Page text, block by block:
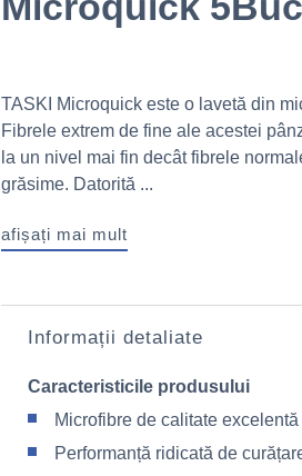
TASKI Microquick este o lavetă din
Fibrele extrem de fine ale acestei
la un nivel mai fin decât fibrele
grăsime. Datorită ...
afișați mai mult
Informații detaliate
Caracteristicile produsului
Microfibre de calitate excelentă
Performanță ridicată de